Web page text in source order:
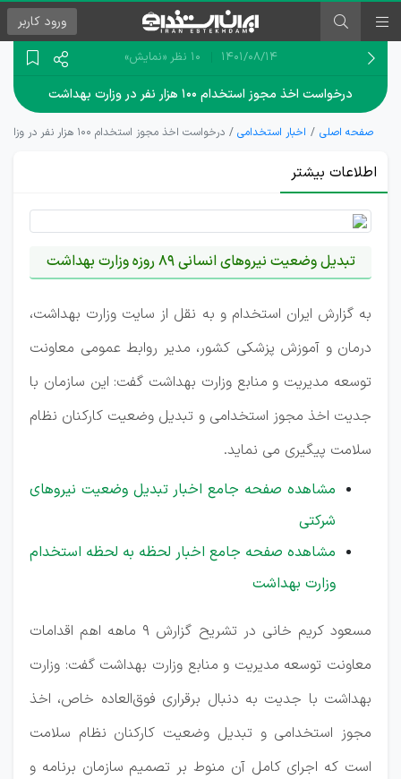
ورود کاربر
۱۴۰۱/۰۸/۱۴ 10 نظر «نمایش»
درخواست اخذ مجوز استخدام ۱۰۰ هزار نفر در وزارت بهداشت
صفحه اصلی اخبار استخدامی درخواست اخذ مجوز استخدام ۱۰۰ هزار نفر در وزارت بهداشت
اطلاعات بیشتر
تبدیل وضعیت نیروهای انسانی 89 روزه وزارت بهداشت
به گزارش ایران استخدام و به نقل از سایت وزارت بهداشت،
درمان و آموزش پزشکی کشور، مدیر روابط عمومی معاونت
توسعه مدیریت و منابع وزارت بهداشت گفت: این سازمان با
جدیت اخذ مجوز استخدامی و تبدیل وضعیت کارکنان نظام
سلامت پیگیری می نماید.
مشاهده صفحه جامع اخبار تبدیل وضعیت نیروهای
شرکتی
مشاهده صفحه جامع اخبار لحظه به لحظه استخدام
وزارت بهداشت
مسعود کریم خانی در تشریح گزارش ۹ ماهه اهم اقدامات
معاونت توسعه مدیریت و منابع وزارت بهداشت گفت: وزارت
بهداشت با جدیت به دنبال برقراری فوق‌العاده خاص، اخذ
مجوز استخدامی و تبدیل وضعیت کارکنان نظام سلامت
است که اجرای کامل آن منوط بر تصمیم سازمان برنامه و